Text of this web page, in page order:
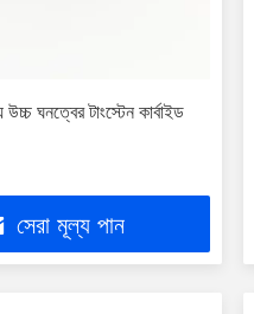
ঘনত্বের টাংস্টেন কার্বাইড
সেরা মূল্য পান